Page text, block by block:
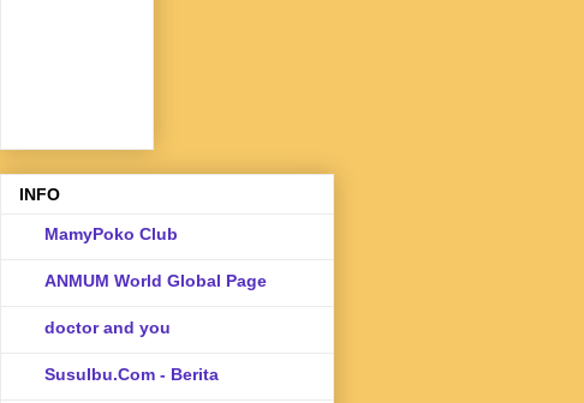
INFO
MamyPoko Club
ANMUM World Global Page
doctor and you
SusuIbu.Com - Berita